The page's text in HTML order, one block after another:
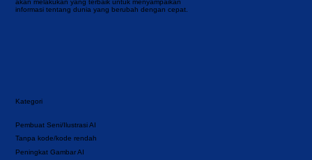
informasi tentang dunia yang berubah dengan cepat.
Kategori
Tanpa kode/kode rendah
Peningkat Gambar AI
Pembuat Seni/Ilustrasi AI